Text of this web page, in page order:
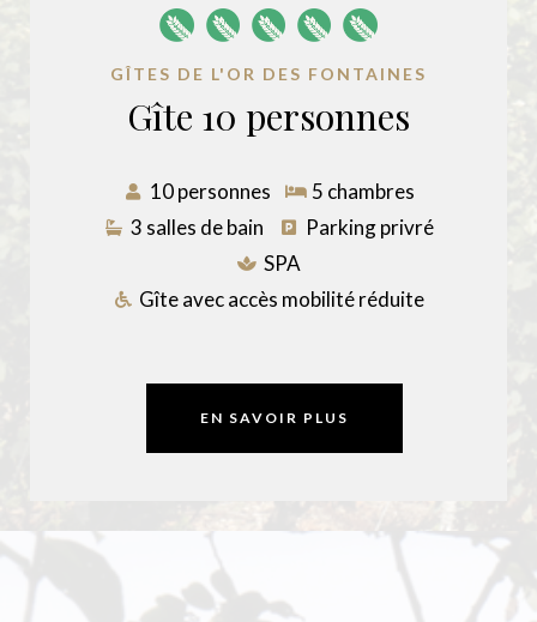
GÎTES DE L'OR DES FONTAINES
Gîte 10 personnes
10 personnes
5 chambres
3 salles de bain
Parking privré
SPA
Gîte avec accès mobilité réduite
EN SAVOIR PLUS